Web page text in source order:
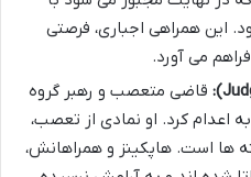
این همراهی اجباری، فرصتی
می آورد.
قاضی متعصب و رهبر گروه
اعدام کرد. او نمادی از تعصب،
ها است. هاپکینز و همراهانش،